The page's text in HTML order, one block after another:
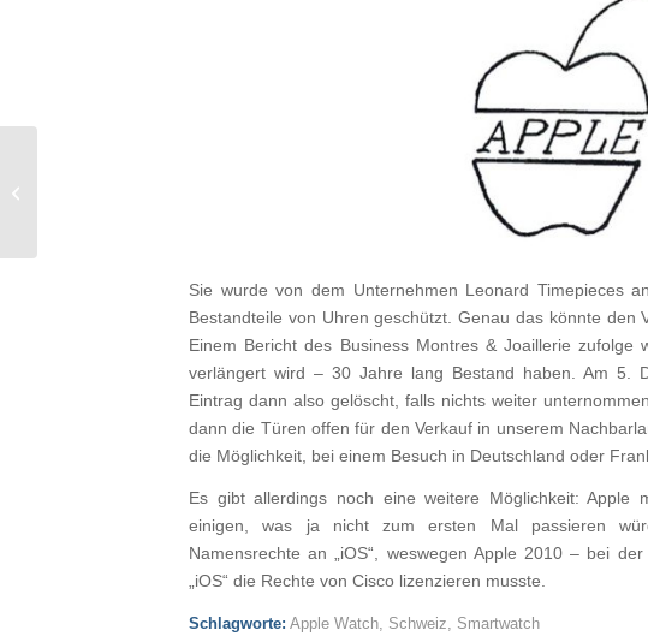
Sie wurde von dem Unternehmen Leonard Timepieces
Bestandteile von Uhren geschützt. Genau das könnte den
Einem Bericht des Business Montres & Joaillerie
verlängert wird – 30 Jahre lang Bestand haben. Am 5.
Eintrag dann also gelöscht, falls nichts weiter
dann die Türen offen für den Verkauf in unserem
die Möglichkeit, bei einem Besuch in Deutschland oder
Es gibt allerdings noch eine weitere Möglichkeit: Apple
einigen, was ja nicht zum ersten Mal passieren
Namensrechte an „iOS“, weswegen Apple 2010 – bei
„iOS“ die Rechte von Cisco lizenzieren musste.
Schlagworte: Apple Watch Schweiz Smartwatch